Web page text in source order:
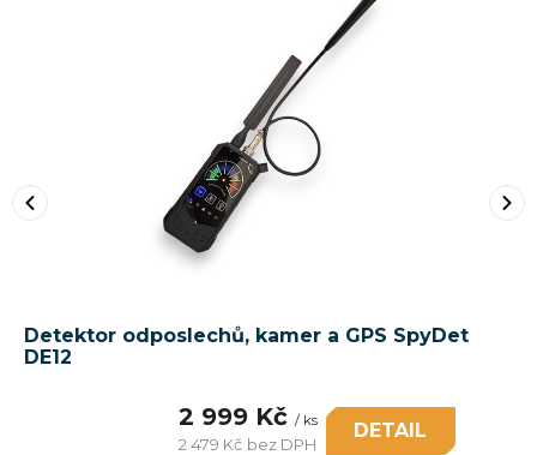
Detektor odposlechů, kamer a GPS SpyDet
DE12
2 999 Kč / ks
2 479 Kč bez DPH
DETAIL